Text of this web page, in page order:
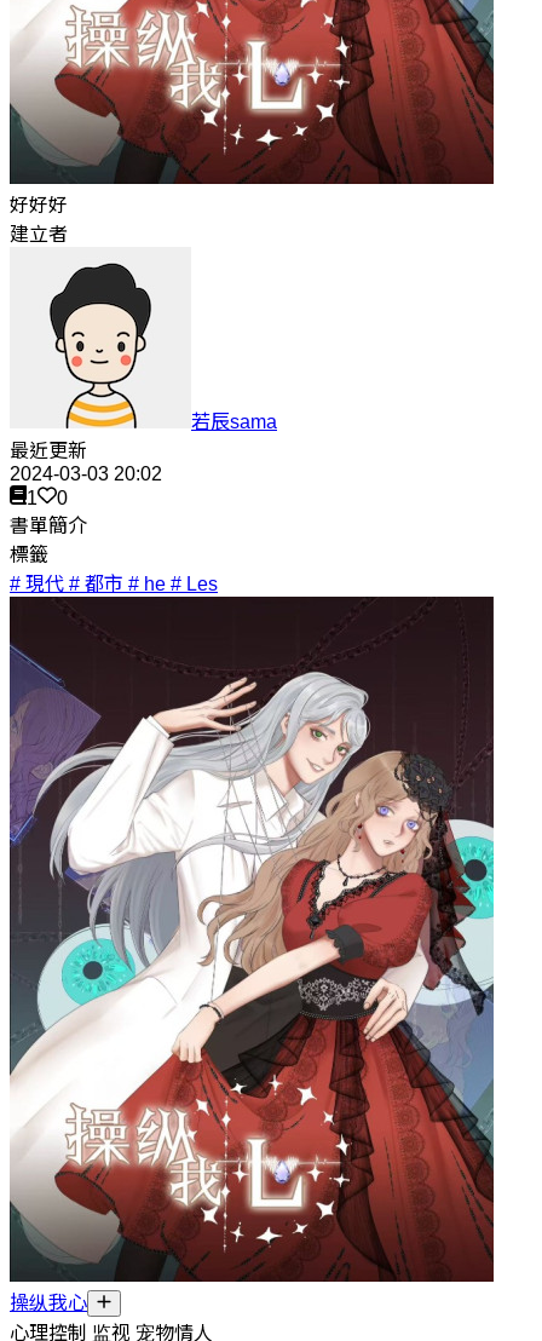
好好好
建立者
若辰sama
最近更新
2024-03-03 20:02
1
0
書單簡介
標籤
# 現代 # 都市 # he # Les
操纵我心
心理控制 监视 宠物情人